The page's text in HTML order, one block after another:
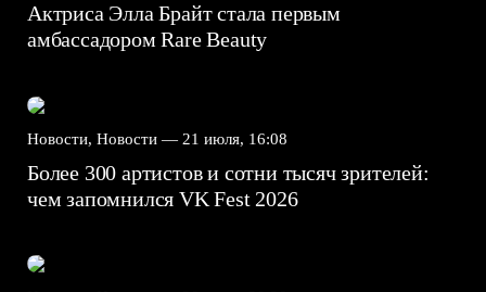
Актриса Элла Брайт стала первым
амбассадором Rare Beauty
Новости, Новости — 21 июля, 16:08
Более 300 артистов и сотни тысяч зрителей:
чем запомнился VK Fest 2026